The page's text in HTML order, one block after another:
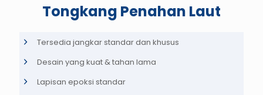
Tongkang Penahan Laut
Tersedia jangkar standar dan khusus
Desain yang kuat & tahan lama
Lapisan epoksi standar